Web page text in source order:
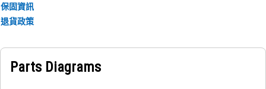
保固資訊
退貨政策
Parts Diagrams